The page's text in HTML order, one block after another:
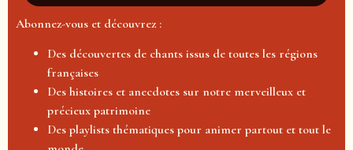
Abonnez-vous et découvrez :
Des découvertes de chants issus de toutes les régions
françaises
Des histoires et anecdotes sur notre merveilleux et
précieux patrimoine
Des playlists thématiques pour animer partout et tout le